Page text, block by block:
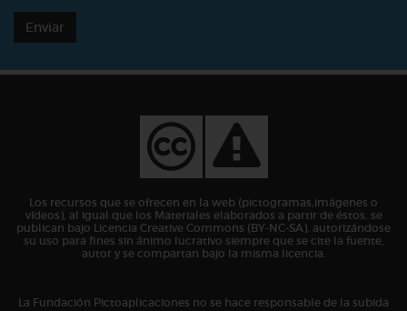
Enviar
Los recursos que se ofrecen en la web (pictogramas,imágenes o
vídeos), al igual que los Materiales elaborados a partir de éstos, se
publican bajo Licencia Creative Commons (BY-NC-SA), autorizándose
su uso para fines sin ánimo lucrativo siempre que se cite la fuente,
autor y se compartan bajo la misma licencia.
La Fundación Pictoaplicaciones no se hace responsable de la subida